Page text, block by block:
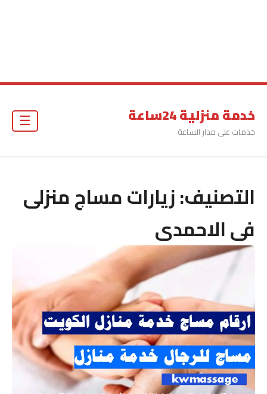
خدمة منزلية 24ساعة
خدمات على مدار الساعة
☰
التصنيف:زيارات مساج منزلى
فى الاحمدى